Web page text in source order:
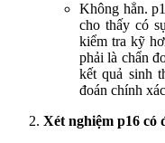
Không hẳn.
cho thấy có
kiểm tra kỹ
phải là chẩn
kết quả sinh
đoán chính
Xét nghiệm p16 có